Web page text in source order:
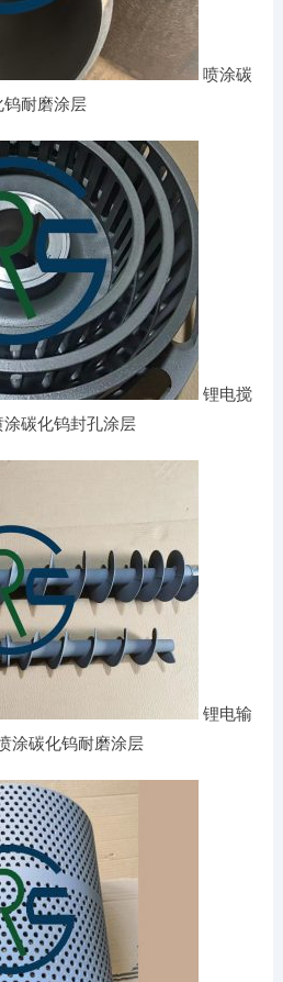
喷涂碳
钨耐磨涂层
锂电搅
涂碳化钨封孔涂层
锂电输
涂碳化钨耐磨涂层